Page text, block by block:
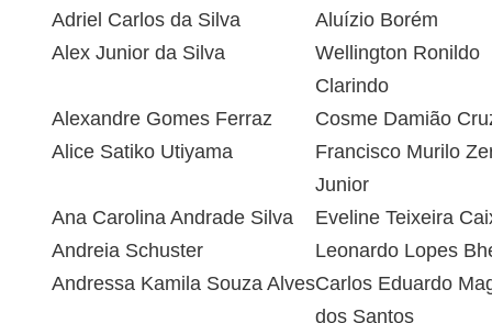
Adriel Carlos da Silva
Aluízio Borém
Alex Junior da Silva
Wellington Ronildo
Clarindo
Alexandre Gomes Ferraz
Cosme Damião
Alice Satiko Utiyama
Francisco Murilo
Junior
Ana Carolina Andrade Silva
Eveline Teixeira
Andreia Schuster
Leonardo Lopes
Andressa Kamila Souza AlvesCarlos Eduardo
dos Santos